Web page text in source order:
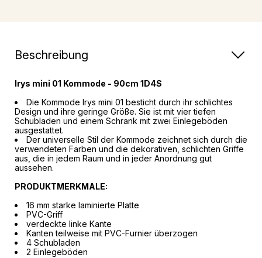
Beschreibung
Irys mini 01 Kommode - 90cm 1D4S
Die Kommode Irys mini 01 besticht durch ihr schlichtes
Design und ihre geringe Größe. Sie ist mit vier tiefen
Schubladen und einem Schrank mit zwei Einlegeböden
ausgestattet.
Der universelle Stil der Kommode zeichnet sich durch die
verwendeten Farben und die dekorativen, schlichten Griffe
aus, die in jedem Raum und in jeder Anordnung gut
aussehen.
PRODUKTMERKMALE:
16 mm starke laminierte Platte
PVC-Griff
verdeckte linke Kante
Kanten teilweise mit PVC-Furnier überzogen
4 Schubladen
2 Einlegeböden